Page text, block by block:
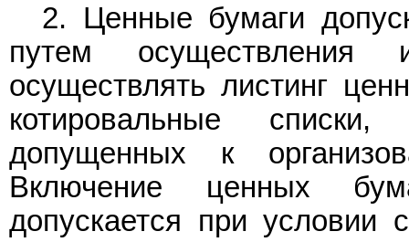
2. Ценные бумаги
путем
осуществлять листинг
котировальные
допущенных к
Включение ценных
допускается при условии